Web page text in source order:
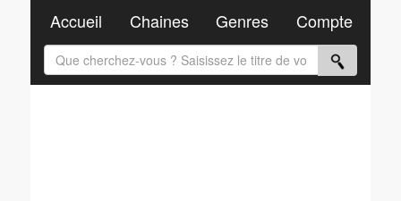
Accueil Chaines Genres Compte